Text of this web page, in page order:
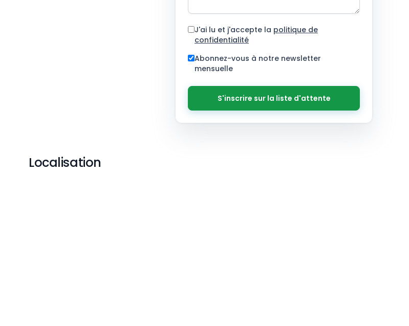
J'ai lu et j'accepte la politique de
confidentialité
Abonnez-vous à notre newsletter
mensuelle
S'inscrire sur la liste d'attente
Localisation